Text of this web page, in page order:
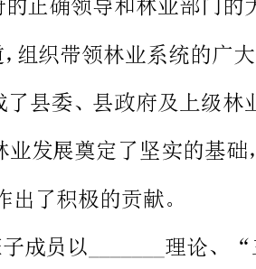
今年以来，自己同全体班子成员以_______理论、“三个代表”
重要思想和十六大精神为指导，认真贯彻落实《中共中央、国务院关
于加快林业发展的决定》，精心组织和带领广大干部群众，紧紧抓住
展了以退耕还林、天保工程、“三大”绿化工程、通道绿化和景区绿